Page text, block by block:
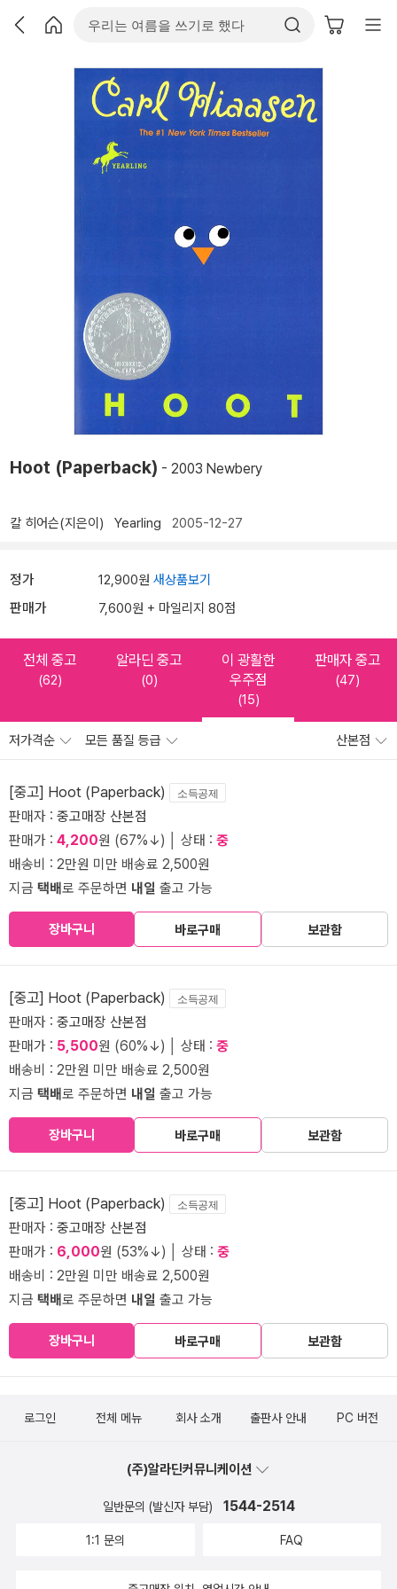
Hoot (Paperback) - 2003 Newbery
칼 히어슨(지은이) Yearling 2005-12-27
정가 12,900원 새상품보기
판매가 7,600원 + 마일리지 80점
전체 중고
(62)
알라딘 중고
(0)
이 광활한
우주점
(15)
판매자 중고
(47)
저가격순 모든 품질 등급 산본점
[중고] Hoot (Paperback) 소득공제
판매자 : 중고매장 산본점
판매가 : 4,200원 (67%↓) │ 상태 : 중
배송비 : 2만원 미만 배송료 2,500원
지금 택배로 주문하면 내일 출고 가능
장바구니 바로구매 보관함
[중고] Hoot (Paperback) 소득공제
판매자 : 중고매장 산본점
판매가 : 5,500원 (60%↓) │ 상태 : 중
배송비 : 2만원 미만 배송료 2,500원
지금 택배로 주문하면 내일 출고 가능
장바구니 바로구매 보관함
[중고] Hoot (Paperback) 소득공제
판매자 : 중고매장 산본점
판매가 : 6,000원 (53%↓) │ 상태 : 중
배송비 : 2만원 미만 배송료 2,500원
지금 택배로 주문하면 내일 출고 가능
장바구니 바로구매 보관함
로그인 전체 메뉴 회사 소개 출판사 안내 PC 버전
(주)알라딘커뮤니케이션
일반문의 (발신자 부담) 1544-2514
1:1 문의 FAQ